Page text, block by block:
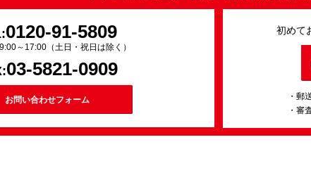
0120-91-5809
～17:00（土日・祝日は除く）
03-5821-0909
お問い合わせフォーム
初めて
・郵
・審